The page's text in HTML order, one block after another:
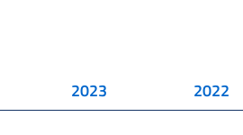
2023 2022